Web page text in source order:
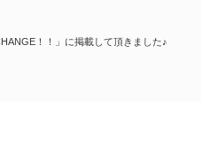
！！」に掲載して頂きました♪